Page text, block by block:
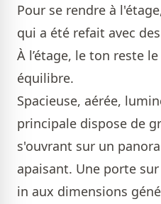
Pour se rendre à
qui a été refait avec
À l’étage, le ton reste
équilibre.
Spacieuse, aérée,
principale dispose de
s'ouvrant sur un
apaisant. Une porte
in aux dimensions